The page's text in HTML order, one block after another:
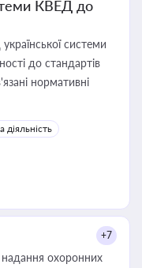
КВЕД до
системи
до стандартів
нормативні
діяльність
+7
охоронних